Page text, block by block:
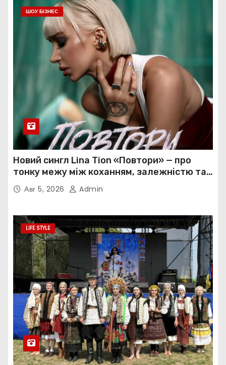
ШОУ БІЗНЕС
Новий сингл Lina Tion «Повтори» — про
тонку межу між коханням, залежністю та
нав’язливою прив’язаністю
Авг 5, 2026 Admin
LIFE STYLE